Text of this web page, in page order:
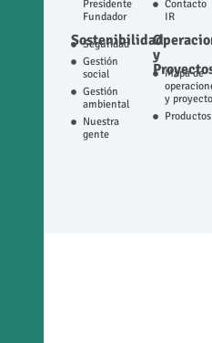
Presidente
Fundador
Sostenibilidad
Seguridad
Gestión
social
Gestión
ambiental
Nuestra
gente
Contacto
IR
y
Mapa de
y
Productos